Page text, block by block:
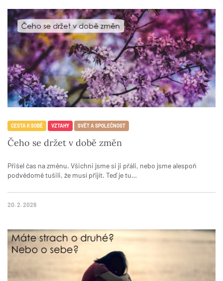
CESTA K SOBĚ VZTAHY SVĚT A SPOLEČNOST
Čeho se držet v době změn
Přišel čas na změnu. Všichni jsme si ji přáli, nebo jsme alespoň
podvědomě tušili, že musí přijít. Teď je tu…
20. 2. 2026